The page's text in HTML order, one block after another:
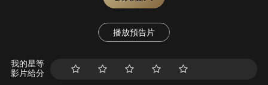
播放預告片
我的星等
影片給分